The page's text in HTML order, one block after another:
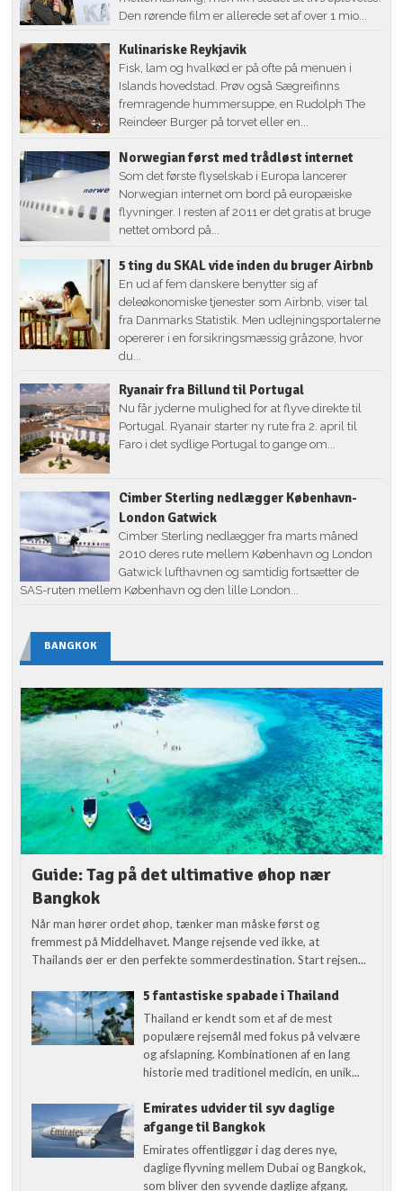
Den rørende film er allerede set af over 1 mio...
Kulinariske Reykjavik
Fisk, lam og hvalkød er på ofte på menuen i
Islands hovedstad. Prøv også Sægreifinns
fremragende hummersuppe, en Rudolph The
Reindeer Burger på torvet eller en...
Norwegian først med trådløst internet
Som det første flyselskab i Europa lancerer
Norwegian internet om bord på europæiske
flyvninger. I resten af 2011 er det gratis at bruge
nettet ombord på...
5 ting du SKAL vide inden du bruger Airbnb
En ud af fem danskere benytter sig af
deleøkonomiske tjenester som Airbnb, viser tal
fra Danmarks Statistik. Men udlejningsportalerne
opererer i en forsikringsmæssig gråzone, hvor
du...
Ryanair fra Billund til Portugal
Nu får jyderne mulighed for at flyve direkte til
Portugal. Ryanair starter ny rute fra 2. april til
Faro i det sydlige Portugal to gange om...
Cimber Sterling nedlægger København-
London Gatwick
Cimber Sterling nedlægger fra marts måned
2010 deres rute mellem København og London
Gatwick lufthavnen og samtidig fortsætter de
SAS-ruten mellem København og den lille London...
BANGKOK
Guide: Tag på det ultimative øhop nær
Bangkok
Når man hører ordet øhop, tænker man måske først og
fremmest på Middelhavet. Mange rejsende ved ikke, at
Thailands øer er den perfekte sommerdestination. Start rejsen...
5 fantastiske spabade i Thailand
Thailand er kendt som et af de mest
populære rejsemål med fokus på velvære
og afslapning. Kombinationen af en lang
historie med traditionel medicin, en unik...
Emirates udvider til syv daglige
afgange til Bangkok
Emirates offentliggør i dag deres nye,
daglige flyvning mellem Dubai og Bangkok,
som bliver den syvende daglige afgang.